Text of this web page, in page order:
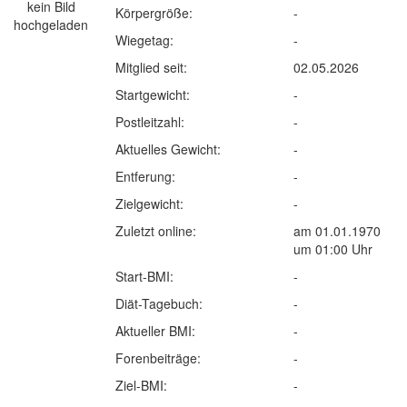
Körpergröße:
-
Wiegetag:
-
Mitglied seit:
02.05.2026
Startgewicht:
-
Postleitzahl:
-
Aktuelles Gewicht:
-
Entferung:
-
Zielgewicht:
-
Zuletzt online:
am 01.01.1970
um 01:00 Uhr
Start-BMI:
-
Diät-Tagebuch:
-
Aktueller BMI:
-
Forenbeiträge:
-
Ziel-BMI:
-